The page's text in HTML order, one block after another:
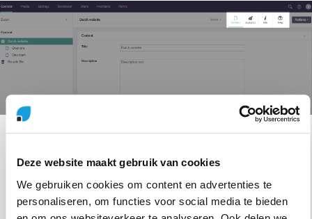
Deze website maakt gebruik van cookies
We gebruiken cookies om content en advertenties te
personaliseren, om functies voor social media te bieden
Content Apps kunnen per sectie en/of content type
beschikbare Content Apps terug te vinden. Dit
principe maakt het gebruik van Content Apps erg
krachtig. Zo kun je bijvoorbeeld denken aan een
Content App die (help)informatie toont op basis van